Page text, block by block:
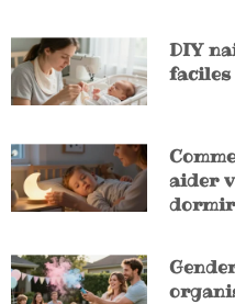
DIY
faciles
aider